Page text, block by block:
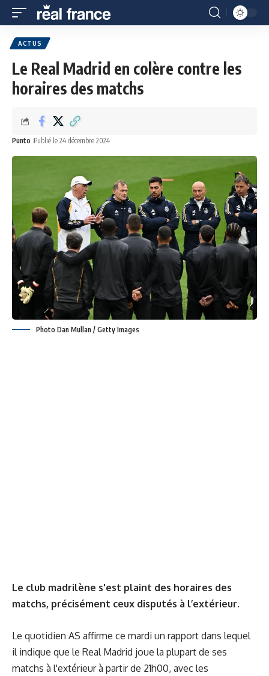
ACTUS
Le Real Madrid en colère contre les
horaires des matchs
Punto Publié le 24 décembre 2024
Photo Dan Mullan / Getty Images
Le club madrilène s'est plaint des horaires des
matchs, précisément ceux disputés à l’extérieur.
Le quotidien AS affirme ce mardi un rapport dans lequel
il indique que le Real Madrid joue la plupart de ses
matchs à l'extérieur à partir de 21h00, avec les